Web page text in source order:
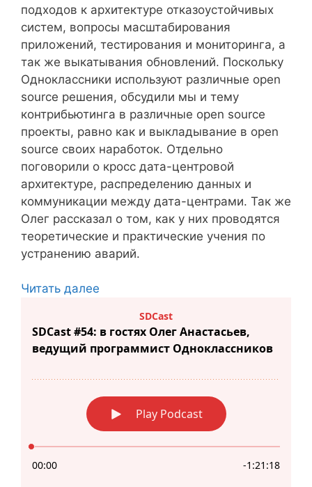
подходов к архитектуре отказоустойчивых
систем, вопросы масштабирования
приложений, тестирования и мониторинга, а
так же выкатывания обновлений. Поскольку
Одноклассники используют различные open
source решения, обсудили мы и тему
контрибьютинга в различные open source
проекты, равно как и выкладывание в open
source своих наработок. Отдельно
поговорили о кросс дата-центровой
архитектуре, распределению данных и
коммуникации между дата-центрами. Так же
Олег рассказал о том, как у них проводятся
теоретические и практические учения по
устранению аварий.
Читать далее